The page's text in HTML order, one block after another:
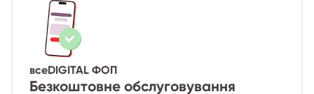
всеDIGITAL ФОП
Безкоштовне обслуговування